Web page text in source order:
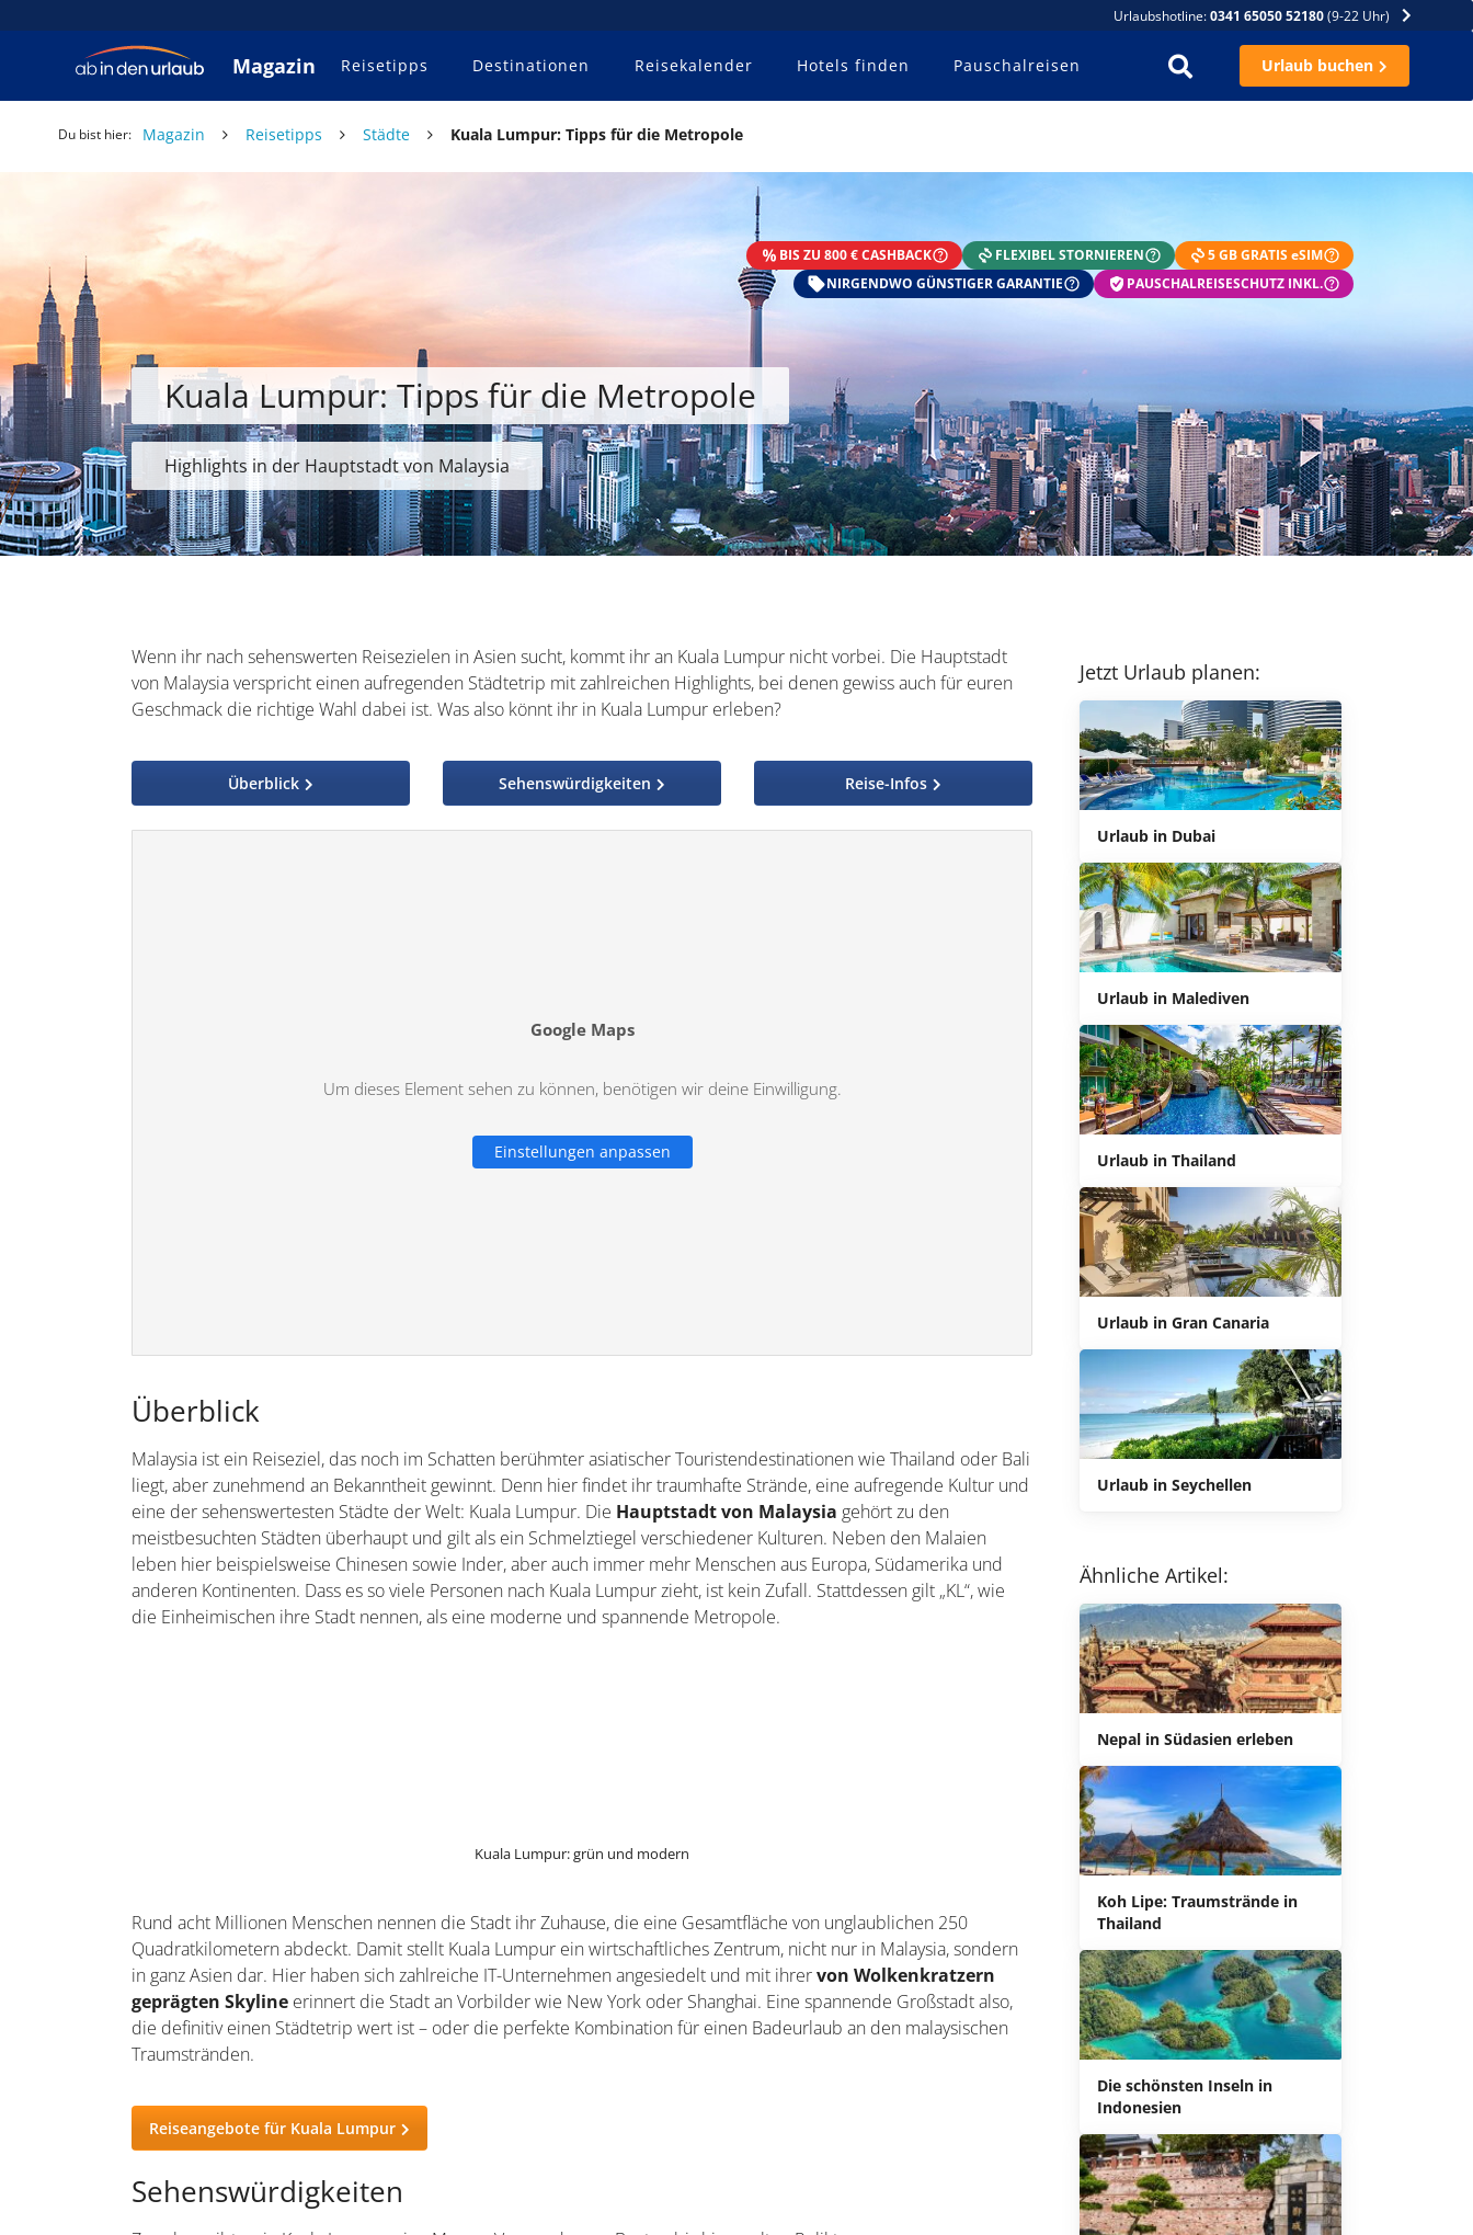
Urlaubshotline:0341 65050 52180(9-22 Uhr)
Magazin Reisetipps Destinationen Reisekalender Hotels finden Pauschalreisen Urlaub buchen
Du bist hier: Magazin Reisetipps Städte Kuala Lumpur: Tipps für die Metropole
BIS ZU 800 € CASHBACK FLEXIBEL STORNIEREN
5 GB GRATIS eSIM
NIRGENDWO GÜNSTIGER GARANTIE
PAUSCHALREISESCHUTZ INKL.
Kuala Lumpur: Tipps für die Metropole
Highlights in der Hauptstadt von Malaysia
Wenn ihr nach sehenswerten Reisezielen in Asien sucht, kommt ihr an Kuala Lumpur nicht vorbei. Die Hauptstadt
von Malaysia verspricht einen aufregenden Städtetrip mit zahlreichen Highlights, bei denen gewiss auch für euren
Geschmack die richtige Wahl dabei ist. Was also könnt ihr in Kuala Lumpur erleben?
Überblick Sehenswürdigkeiten Reise-Infos
Google Maps
Um dieses Element sehen zu können, benötigen wir deine Einwilligung.
Einstellungen anpassen
Überblick
Malaysia ist ein Reiseziel, das noch im Schatten berühmter asiatischer Touristendestinationen wie Thailand oder Bali
liegt, aber zunehmend an Bekanntheit gewinnt. Denn hier findet ihr traumhafte Strände, eine aufregende Kultur und
eine der sehenswertesten Städte der Welt: Kuala Lumpur. Die Hauptstadt von Malaysia gehört zu den
meistbesuchten Städten überhaupt und gilt als ein Schmelztiegel verschiedener Kulturen. Neben den Malaien
leben hier beispielsweise Chinesen sowie Inder, aber auch immer mehr Menschen aus Europa, Südamerika und
anderen Kontinenten. Dass es so viele Personen nach Kuala Lumpur zieht, ist kein Zufall. Stattdessen gilt „KL“, wie
die Einheimischen ihre Stadt nennen, als eine moderne und spannende Metropole.
Jetzt Urlaub planen:
Urlaub in Dubai
Urlaub in Malediven
Urlaub in Thailand
Urlaub in Gran Canaria
Urlaub in Seychellen
Ähnliche Artikel:
Nepal in Südasien erleben
Koh Lipe: Traumstrände in
Thailand
Die schönsten Inseln in
Indonesien